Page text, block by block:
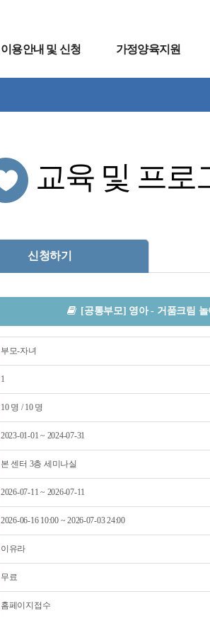
이용안내 및 신청 가정양육지원
교육 및 프로
신청하기
[공통부모] 영아 - 거품크림
부모-자녀
1
10 명 / 10 명
2023-01-01 ~ 2024-07-31
본 센터 3층 세미나실
2026-07-11 ~ 2026-07-11
2026-06-16 10:00 ~ 2026-07-03 24:00
이유라
무료
홈페이지접수